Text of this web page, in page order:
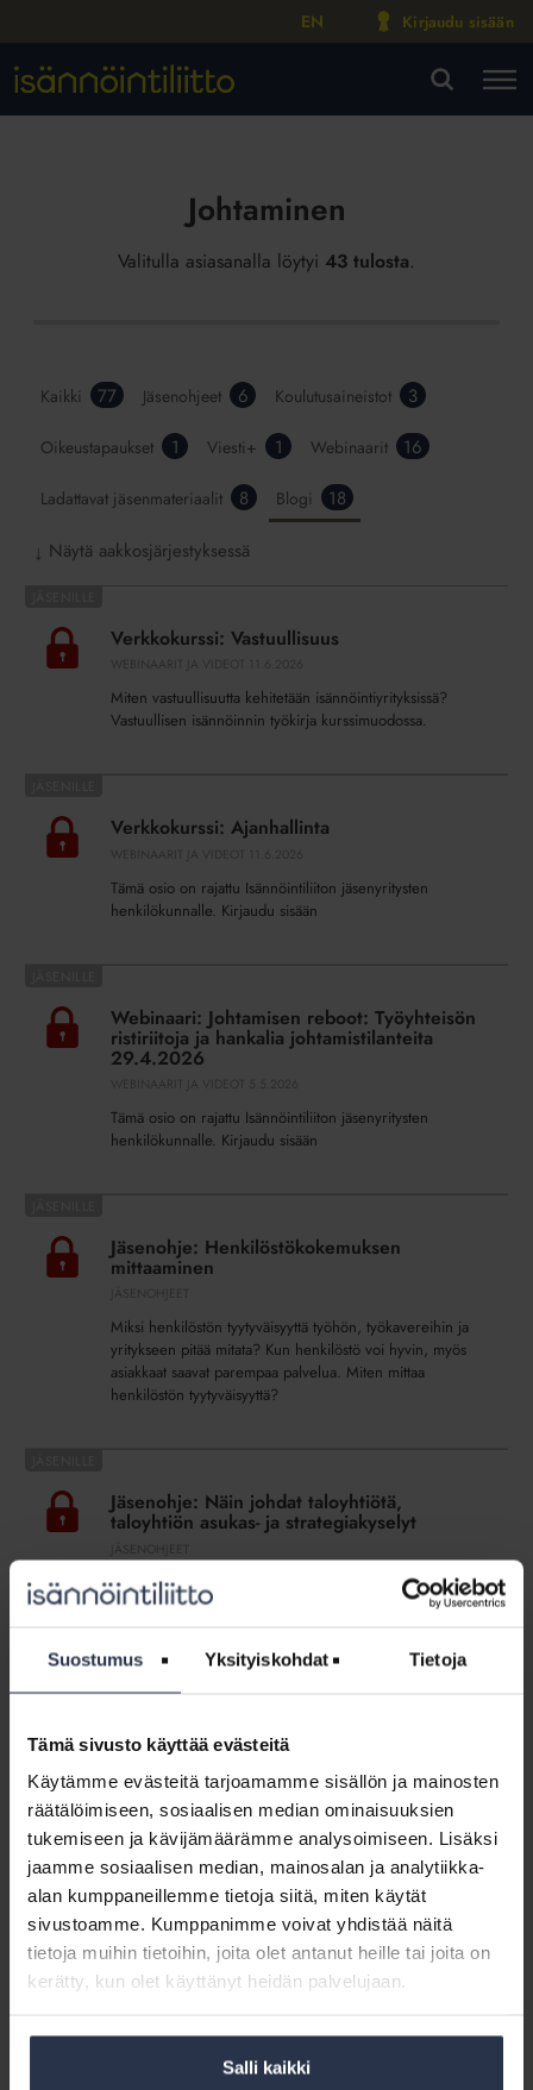
Suostumus Yksityiskohdat Tietoja
Tämä sivusto käyttää evästeitä
Käytämme evästeitä tarjoamamme sisällön ja mainosten
räätälöimiseen, sosiaalisen median ominaisuuksien
tukemiseen ja kävijämäärämme analysoimiseen. Lisäksi
jaamme sosiaalisen median, mainosalan ja analytiikka-
alan kumppaneillemme tietoja siitä, miten käytät
sivustoamme. Kumppanimme voivat yhdistää näitä
tietoja muihin tietoihin, joita olet antanut heille tai joita on
kerätty, kun olet käyttänyt heidän palvelujaan.
Salli kaikki
EN Kirjaudu sisään
Johtaminen
Valitulla asiasanalla löytyi 43 tulosta.
Kaikki 77 Jäsenohjeet 6 Koulutusaineistot 3
Oikeustapaukset 1 Viesti+ 1 Webinaarit 16
Ladattavat jäsenmateriaalit 8 Blogi 18
↓ Näytä aakkosjärjestyksessä
Vastuullisuus Verkkokurssi: Vastuullisuus
Miten vastuullisuutta kehitetään isännöintiyrityksissä?
Vastuullisen isännöinnin työkirja kurssimuodossa.
Ajanhallinta
Verkkokurssi: Ajanhallinta
Tämä osio on rajattu Isännöintiliiton jäsenyritysten
henkilökunnalle. Kirjaudu sisään
Johtamisen
reboot:
Työyhteisön
Webinaari: Johtamisen reboot: Työyhteisön
ristiriitoja ja hankalia johtamistilanteita
29.4.2026
Tämä osio on rajattu Isännöintiliiton jäsenyritysten
henkilökunnalle. Kirjaudu sisään
Henkilöstökokemuksen
mittaaminen
Jäsenohje: Henkilöstökokemuksen
mittaaminen
Miksi henkilöstön tyytyväisyyttä työhön, työkavereihin ja
yritykseen pitää mitata? Kun henkilöstö voi hyvin, myös
asiakkaat saavat parempaa palvelua. Miten mittaa
henkilöstön tyytyväisyyttä?
Näin
johdat
taloyhtiön
asukas-
Jäsenohje: Näin johdat taloyhtiötä,
taloyhtiön asukas- ja strategiakyselyt
Miksi kannattaa tehdä asukaskyselyitä tai laajempia
taloyhtiön strategiakyselyitä? Miten kyselyiden avulla
tarvitsenko kumppanin avuksi?
Johtajuus
hallintaan
–
vinkkejä
kiireen
ja
kuorman
selättämiseen
7.10.2025
Webinaari: Johtajuus hallintaan – vinkkejä
kiireen ja kuorman selättämiseen
7.10.2025
WEBINAARIT JA VIDEOT
Tämä osio on rajattu Isännöintiliiton jäsenyritysten
henkilökunnalle. Kirjaudu sisään
Webinaari:
Johtamisen Webinaari: Johtamisen reboot:
WEBINAARIT JA VIDEOT 2.5.2025
Tämä osio on rajattu Isännöintiliiton jäsenyritysten